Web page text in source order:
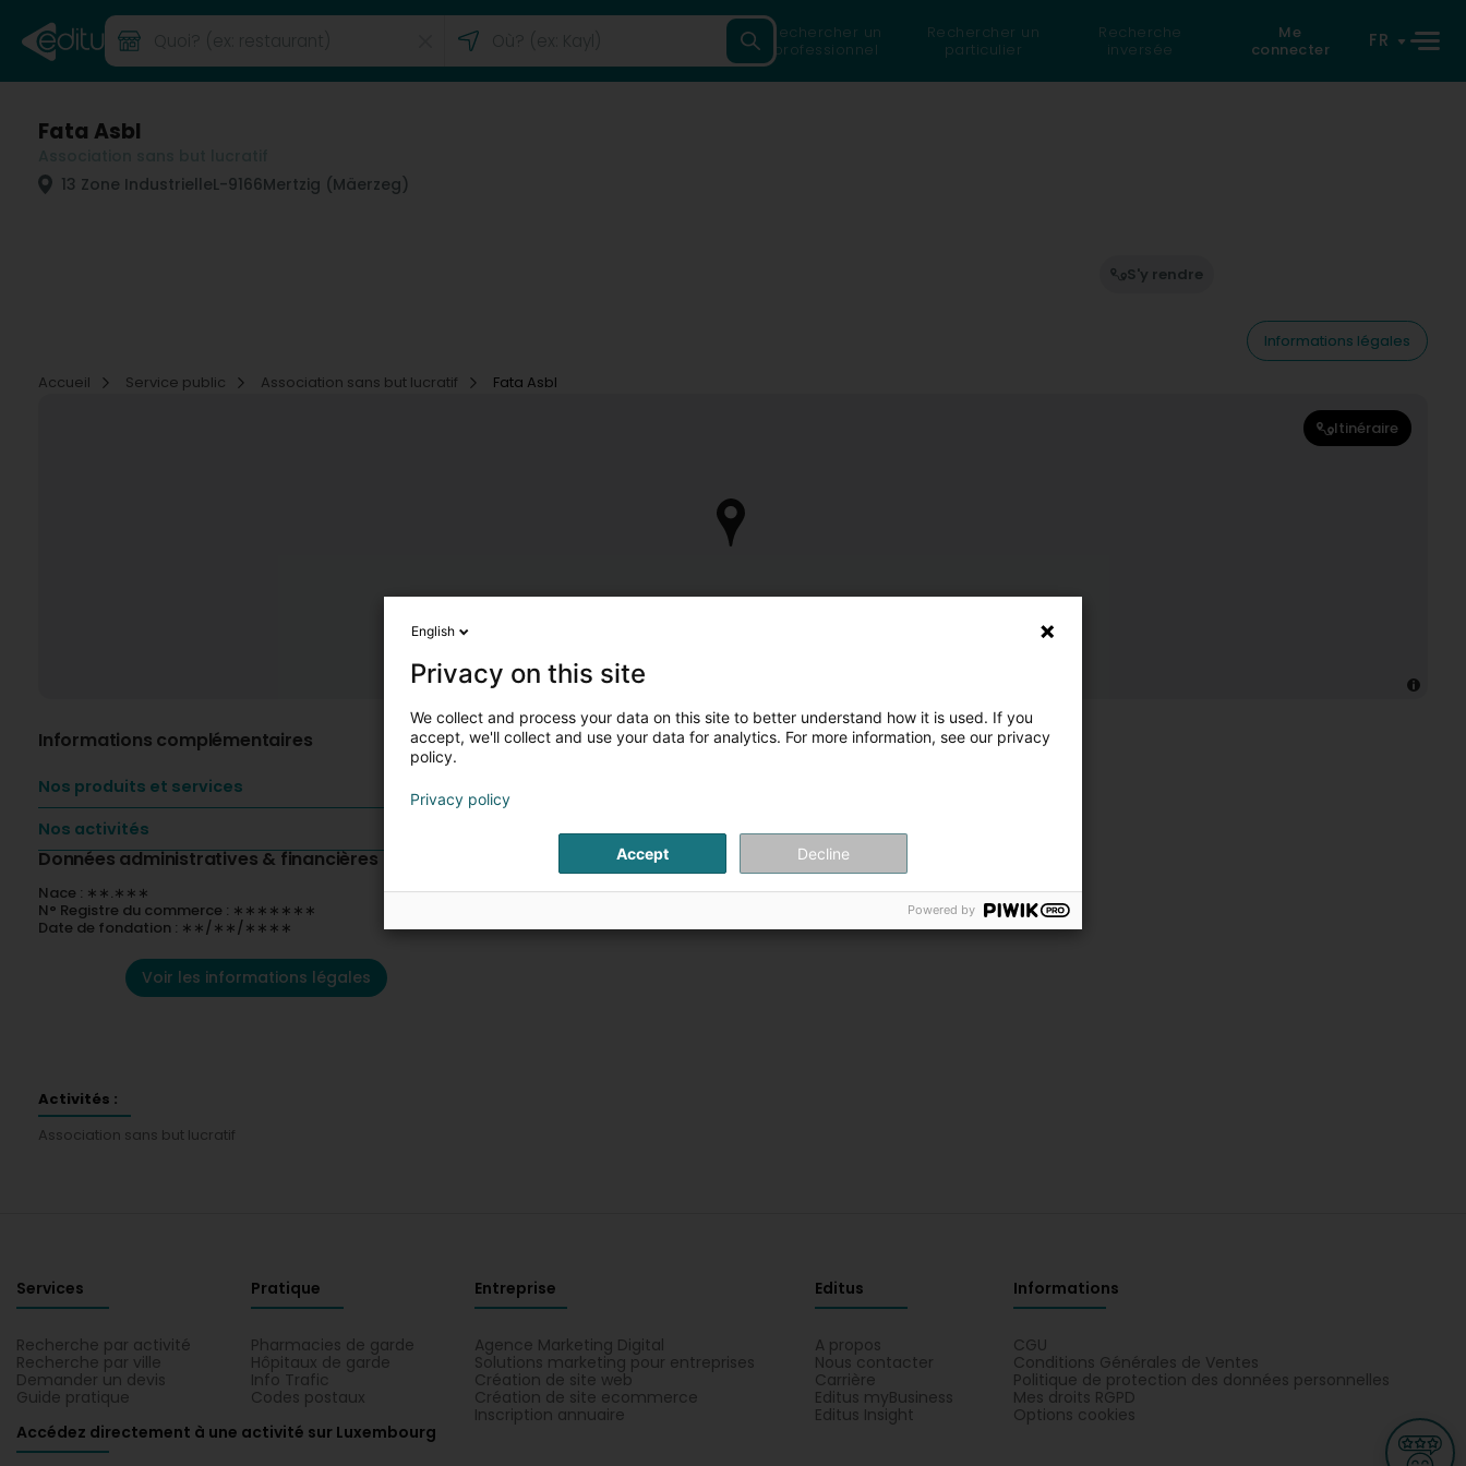
Rechercher un
professionnel
Rechercher un
particulier
Recherche
inversée
Me
connecter
FR
Fata Asbl
13 Zone IndustrielleL-9166Mertzig (Mäerzeg)
S'y rendre
Informations légales
Accueil
Service public Association sans but lucratif Fata Asbl
Itinéraire
Informations complémentaires
Nos produits et services
Nos activités
Données administratives & financières
Nace : ∗∗.∗∗∗
N° Registre du commerce : ∗∗∗∗∗∗∗
Date de fondation : ∗∗/∗∗/∗∗∗∗
Voir les informations légales
Activités :
Association sans but lucratif
Services
Recherche par activité
Recherche par ville
Demander un devis
Guide pratique
Pratique
Pharmacies de garde
Hôpitaux de garde
Info Trafic
Codes postaux
Entreprise
Agence Marketing Digital
Solutions marketing pour entreprises
Création de site web
Création de site ecommerce
Inscription annuaire
Editus
A propos
Nous contacter
Carrière
Editus myBusiness
Editus Insight
Informations
CGU
Conditions Générales de Ventes
Politique de protection des données personnelles
Mes droits RGPD
Options cookies
Accédez directement à une activité sur Luxembourg
English
Privacy on this site
We collect and process your data on this site to better understand how it is used. If you
accept, we'll collect and use your data for analytics. For more information, see our privacy
policy.
Privacy policy
Accept Decline
Powered by